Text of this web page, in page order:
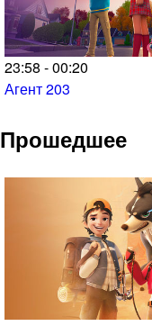
23:58 - 00:20
Агент 203
Прошедшее